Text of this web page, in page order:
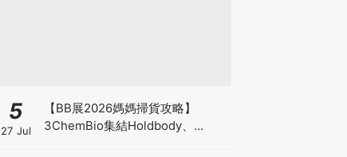
5
27 Jul
【BB展2026媽媽掃貨攻略】
3ChemBio集結Holdbody、